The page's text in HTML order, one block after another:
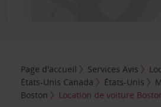
Page d'accueil Services Avis
États-Unis Canada
États-Unis
Boston
Location de voiture